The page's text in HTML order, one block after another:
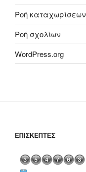
Ροή καταχωρίσεων
Ροή σχολίων
WordPress.org
ΕΠΙΣΚΈΠΤΕΣ